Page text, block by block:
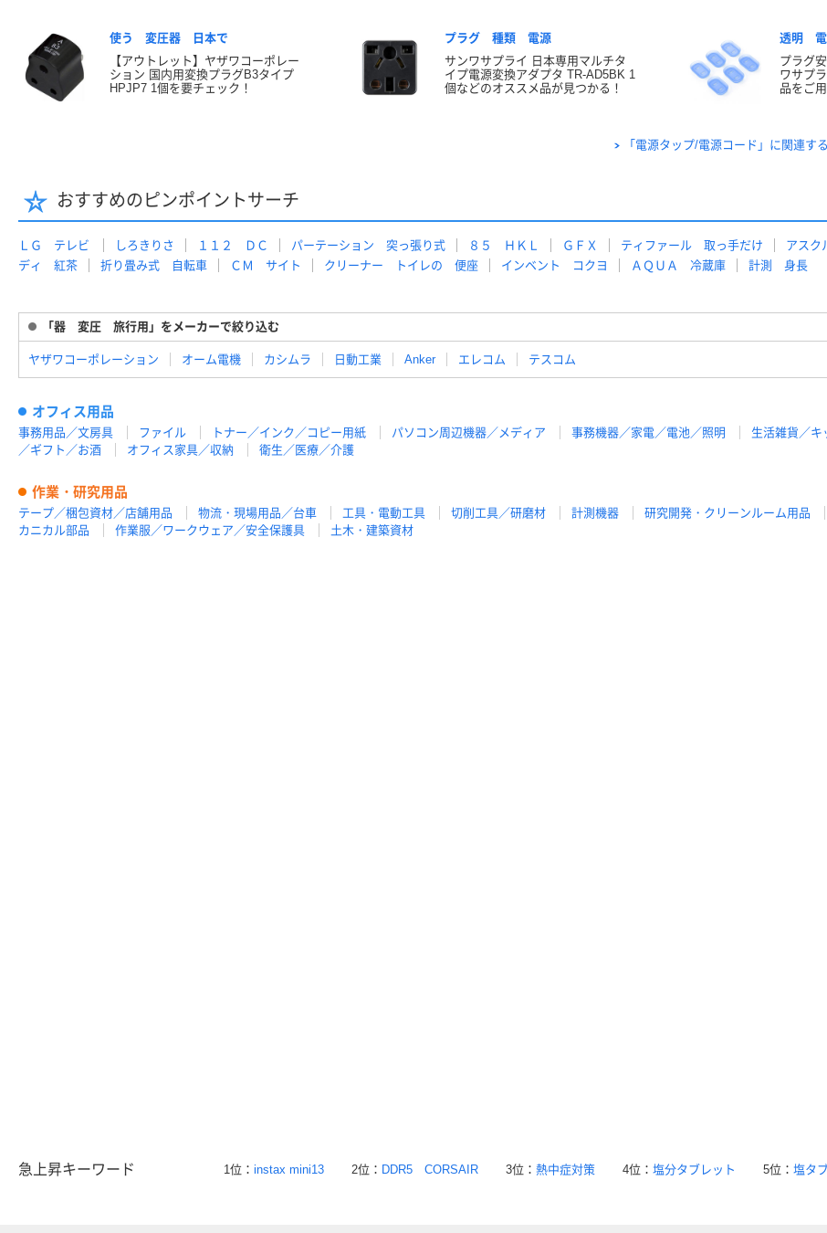
使う 変圧器 日本で
【アウトレット】ヤザワコーポレー
ション 国内用変換プラグB3タイプ
HPJP7 1個を要チェック！
プラグ 種類 電源
サンワサプライ 日本専用マルチタ
イプ電源変換アダプタ TR-AD5BK 1
個などのオススメ品が見つかる！
透明 電
プラグ
ワサプ
品をご
「電源タップ/電源コード」に関連す
おすすめのピンポイントサーチ
ＬＧ テレビ しろきりさ １１２ ＤＣ パーテーション 突っ張り式 ８５ ＨＫＬ ＧＦＸ ティファール 取っ手だけ アス
ディ 紅茶
折り畳み式 自転車 ＣＭ サイト クリーナー トイレの 便座 インベント コクヨ ＡＱＵＡ 冷蔵庫 計測 身長
「器 変圧 旅行用」をメーカーで絞り込む
ヤザワコーポレーション オーム電機 カシムラ 日動工業 Anker エレコム テスコム
オフィス用品
事務用品／文房具 ファイル トナー／インク／コピー用紙 パソコン周辺機器／メディア 事務機器／家電／電池／照明 生活雑貨／キ
／ギフト／お酒
オフィス家具／収納 衛生／医療／介護
作業・研究用品
テープ／梱包資材／店舗用品 物流・現場用品／台車 工具・電動工具 切削工具／研磨材 計測機器 研究開発・クリーンルーム用品
カニカル部品
作業服／ワークウェア／安全保護具 土木・建築資材
急上昇キーワード 1位： instax mini13 2位： DDR5 CORSAIR 3位： 熱中症対策 4位： 塩分タブレット 5位： 塩タ